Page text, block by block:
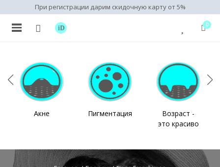
При регистрации дарим скидочную карту от 5%
0
Акне Пигментация
Возраст -
это красиво